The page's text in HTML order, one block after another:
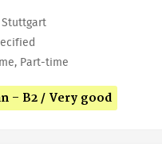
Stuttgart
Part-time
- B2 / Very good